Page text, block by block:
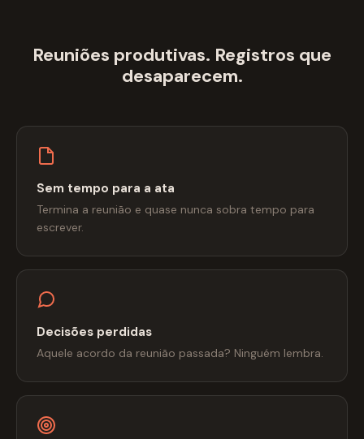
Reuniões produtivas. Registros que
desaparecem.
Sem tempo para a ata
Termina a reunião e quase nunca sobra tempo para
escrever.
Decisões perdidas
Aquele acordo da reunião passada? Ninguém lembra.